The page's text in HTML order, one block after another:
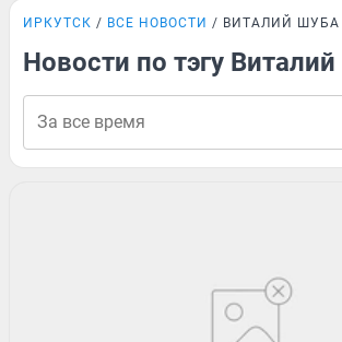
ИРКУТСК ВСЕ НОВОСТИ ВИТАЛИЙ ШУБА
Новости по тэгу